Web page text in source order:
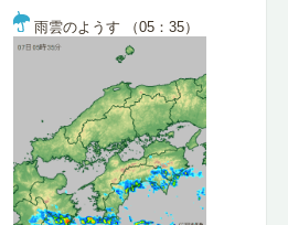
雨雲のようす （05：35）